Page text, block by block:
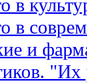
в
в
и
"Их